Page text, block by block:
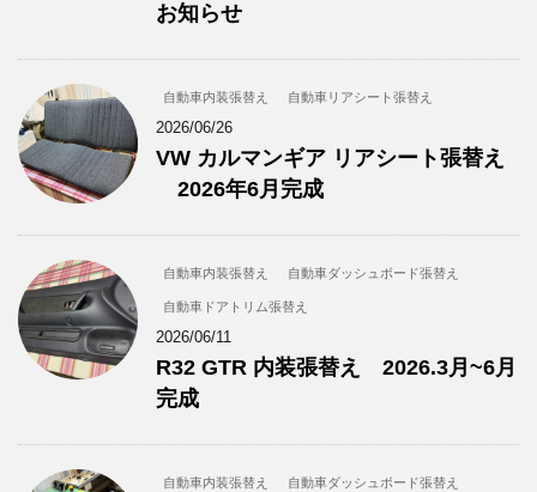
お知らせ
自動車内装張替え 自動車リアシート張替え
2026/06/26
VW カルマンギア リアシート張替え
2026年6月完成
自動車内装張替え 自動車ダッシュボード張替え
自動車ドアトリム張替え
2026/06/11
R32 GTR 内装張替え 2026.3月~6月
完成
自動車内装張替え 自動車ダッシュボード張替え